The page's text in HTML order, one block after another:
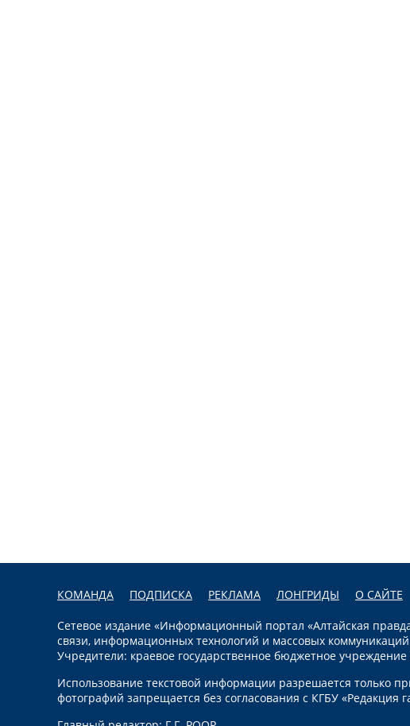
КОМАНДА ПОДПИСКА РЕКЛАМА ЛОНГРИДЫ О САЙТЕ
Сетевое издание «Информационный портал «Алтайская
связи, информационных технологий и массовых
Учредители: краевое государственное бюджетное учреждение
Использование текстовой информации разрешается только
фотографий запрещается без согласования с КГБУ «Редакция